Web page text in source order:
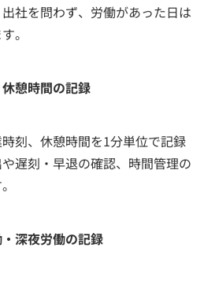
社を問わず、労働があった日は
。
憩時間の記録
刻、休憩時間を1分単位で記録
遅刻・早退の確認、時間管理の
深夜労働の記録